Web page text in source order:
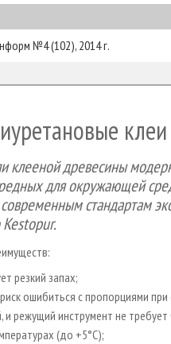
№4 (102), 2014 г.
клееной древесины
для окружающей
стандартам
резкий запах;
ошибиться с пропорциями при
режущий инструмент не требует
(до +5°С);